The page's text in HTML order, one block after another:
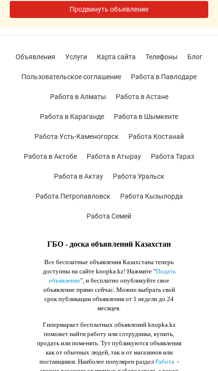
Продвинуть объявление
ГБО - доска объявлений Казахстан
Все бесплатные объявления Казахстана теперь
доступны на сайте knopka.kz! Нажмите "Подать
объявление", и бесплатно опубликуйте свое
объявление прямо сейчас. Можно выбрать свой
срок публикации объявления от 1 недели до 24
месяцев.
Гипермаркет бесплатных объявлений knopka.kz
поможет найти работу или сотрудника, купить,
продать или поменять. Тут публикуются объявления
как от обычных людей, так и от магазинов или
поставщиков. Наиболее популярен раздел Работа-
Объявления Услуги Карта сайта Телефоны Блог
Пользовательское соглашение Работа в Павлодаре
Работа в Алматы Работа в Астане
Работа в Караганде Работа в Шымкенте
Работа Усть-Каменогорск Работа Костанай
Работа в Актобе Работа в Атырау Работа Тараз
Работа в Актау Работа Уральск
Работа Петропавловск Работа Кызылорда
Работа Семей